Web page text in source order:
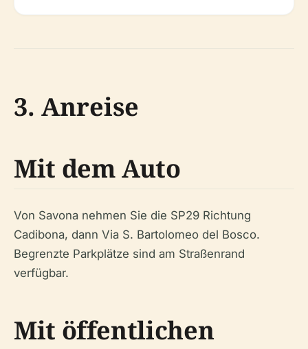
3. Anreise
Mit dem Auto
Von Savona nehmen Sie die SP29 Richtung
Cadibona, dann Via S. Bartolomeo del Bosco.
Begrenzte Parkplätze sind am Straßenrand
verfügbar.
Mit öffentlichen